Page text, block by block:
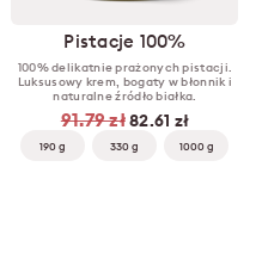
Pistacje 100%
100% delikatnie prażonych pistacji.
Luksusowy krem, bogaty w błonnik i
naturalne źródło białka.
91.79 zł82.61 zł
190 g 330 g 1000 g